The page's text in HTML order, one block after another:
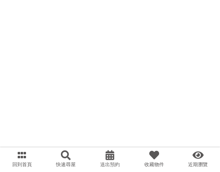
回到首頁 快速尋屋 送出預約 收藏物件 近期瀏覽